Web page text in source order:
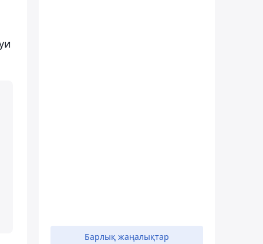
Барлық жаңалықтар